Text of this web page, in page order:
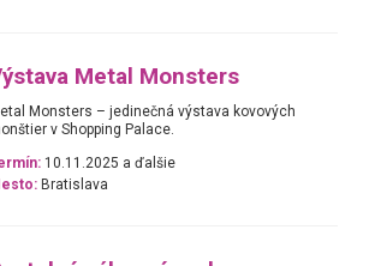
Metal Monsters
Monsters – jedinečná výstava kovových
v Shopping Palace.
10.11.2025 a ďalšie
Bratislava